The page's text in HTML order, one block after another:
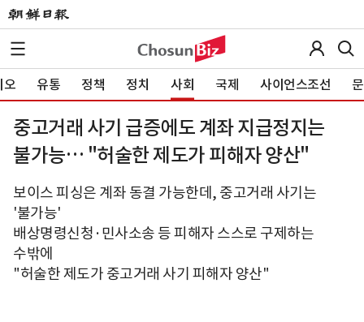
오 유통 정책 정치 사회 국제 사이언스조선
중고거래 사기 급증에도 계좌 지급정지는
불가능… "허술한 제도가 피해자 양산"
보이스 피싱은 계좌 동결 가능한데, 중고거래 사기는
'불가능'
배상명령신청·민사소송 등 피해자 스스로 구제하는
수밖에
"허술한 제도가 중고거래 사기 피해자 양산"